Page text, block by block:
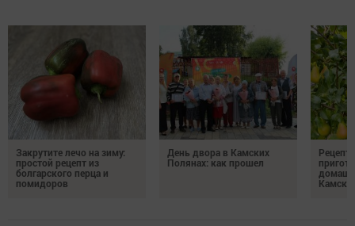
Закрутите лечо на зиму:
простой рецепт из
болгарского перца и
помидоров
День двора в Камских
Полянах: как прошел